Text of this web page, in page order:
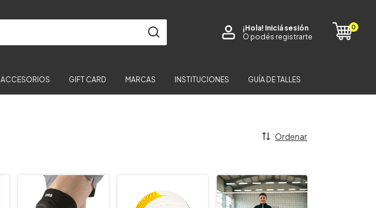
¡Hola! Iniciá sesión
O podés registrarte
0
ACCESORIOS GIFT CARD MARCAS INSTITUCIONES GUÍA DE TALLES
Ordenar